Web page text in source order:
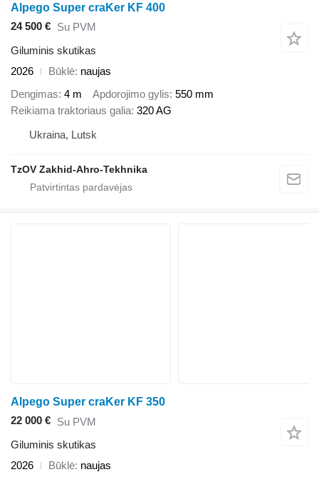
Alpego Super craKer KF 400
24 500 € Su PVM
Giluminis skutikas
2026
Būklė naujas
Dengimas 4 m Apdorojimo gylis 550 mm
Reikiama traktoriaus galia 320 AG
Ukraina, Lutsk
TzOV Zakhid-Ahro-Tekhnika
Alpego Super craKer KF 350
22 000 € Su PVM
Giluminis skutikas
2026
Būklė naujas